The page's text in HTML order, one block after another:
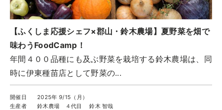
【ふくしま応援シェフ×郡山・鈴木農場】夏野菜を畑で
味わうFoodCamp！
年間４００品種にも及ぶ野菜を栽培する鈴木農場は、同
時に伊東種苗店として野菜の...
開催日
2025年 9/15（月）
生産者
鈴木農場 ４代目 鈴木 智哉